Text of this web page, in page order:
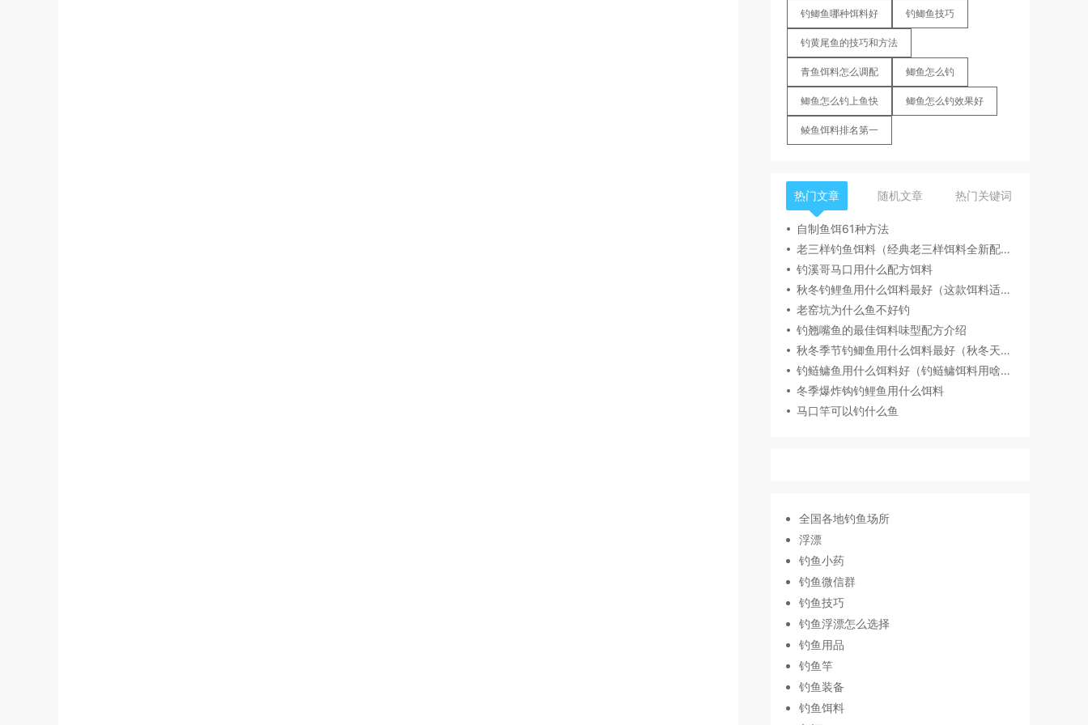
钓鲫鱼哪种饵料好 钓鲫鱼技巧
钓黄尾鱼的技巧和方法
青鱼饵料怎么调配 鲫鱼怎么钓
鲫鱼怎么钓上鱼快 鲫鱼怎么钓效果好
鲮鱼饵料排名第一
热门文章 随机文章 热门关键词
自制鱼饵61种方法
老三样钓鱼饵料（经典老三样饵料全新配方一杯搞定）
钓溪哥马口用什么配方饵料
秋冬钓鲤鱼用什么饵料最好（这款饵料适合秋冬季节钓鲤鱼）
老窑坑为什么鱼不好钓
钓翘嘴鱼的最佳饵料味型配方介绍
秋冬季节钓鲫鱼用什么饵料最好（秋冬天冷用腥味饵料钓鲫鱼）
钓鲢鳙鱼用什么饵料好（钓鲢鳙饵料用啥味型）
冬季爆炸钩钓鲤鱼用什么饵料
马口竿可以钓什么鱼
全国各地钓鱼场所
浮漂
钓鱼小药
钓鱼微信群
钓鱼技巧
钓鱼浮漂怎么选择
钓鱼用品
钓鱼竿
钓鱼装备
钓鱼饵料